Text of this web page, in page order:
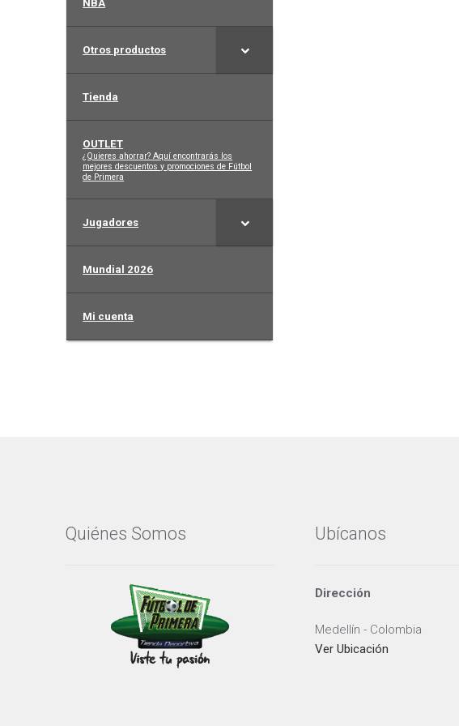
NBA
Otros productos
Tienda
OUTLET
–
¿Quieres ahorrar? Aquí encontrarás los
mejores descuentos y promociones de Fútbol
de Primera
Jugadores
Mundial 2026
Mi cuenta
Quiénes Somos Ubícanos
Dirección
Medellín - Colombia
Ver Ubicación